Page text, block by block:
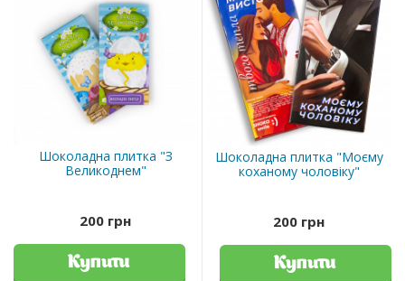
Шоколадна плитка "З
Великоднем"
200 грн
Купити
Шоколадна плитка "Моєму
коханому чоловіку"
200 грн
Купити